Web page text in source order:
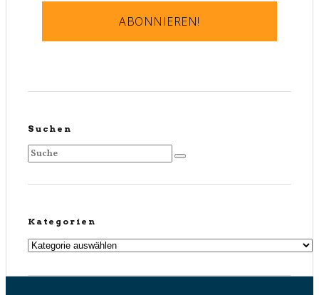
Suchen
Kategorien
Kategorien